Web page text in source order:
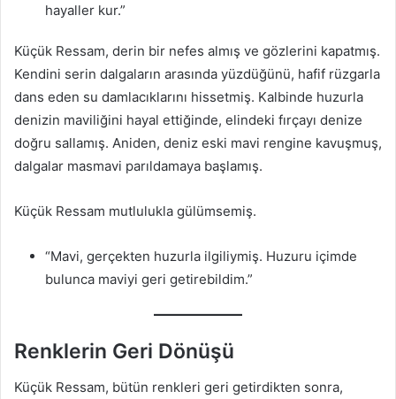
hayaller kur.”
Küçük Ressam, derin bir nefes almış ve gözlerini kapatmış.
Kendini serin dalgaların arasında yüzdüğünü, hafif rüzgarla
dans eden su damlacıklarını hissetmiş. Kalbinde huzurla
denizin maviliğini hayal ettiğinde, elindeki fırçayı denize
doğru sallamış. Aniden, deniz eski mavi rengine kavuşmuş,
dalgalar masmavi parıldamaya başlamış.
Küçük Ressam mutlulukla gülümsemiş.
“Mavi, gerçekten huzurla ilgiliymiş. Huzuru içimde
bulunca maviyi geri getirebildim.”
Renklerin Geri Dönüşü
Küçük Ressam, bütün renkleri geri getirdikten sonra,